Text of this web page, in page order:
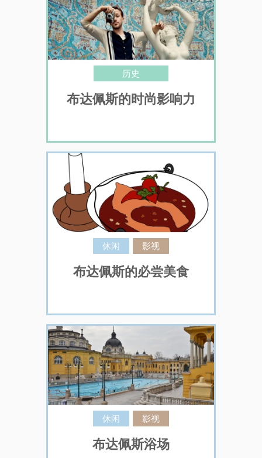
历史
布达佩斯的时尚影响力
休闲 影视
布达佩斯的必尝美食
休闲 影视
布达佩斯浴场